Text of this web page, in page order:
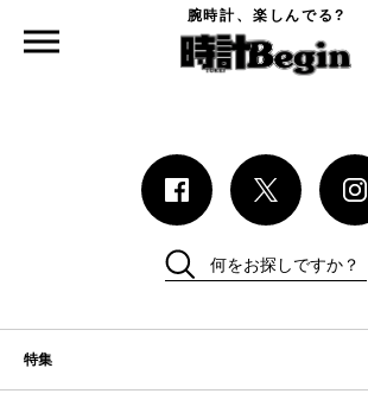
腕時計、楽しんでる?
時計Begin本誌 今さら訊けないアカデ
特集
何をお探しですか？